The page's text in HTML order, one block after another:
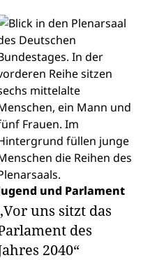
und Parlament
uns sitzt das
des
2040“